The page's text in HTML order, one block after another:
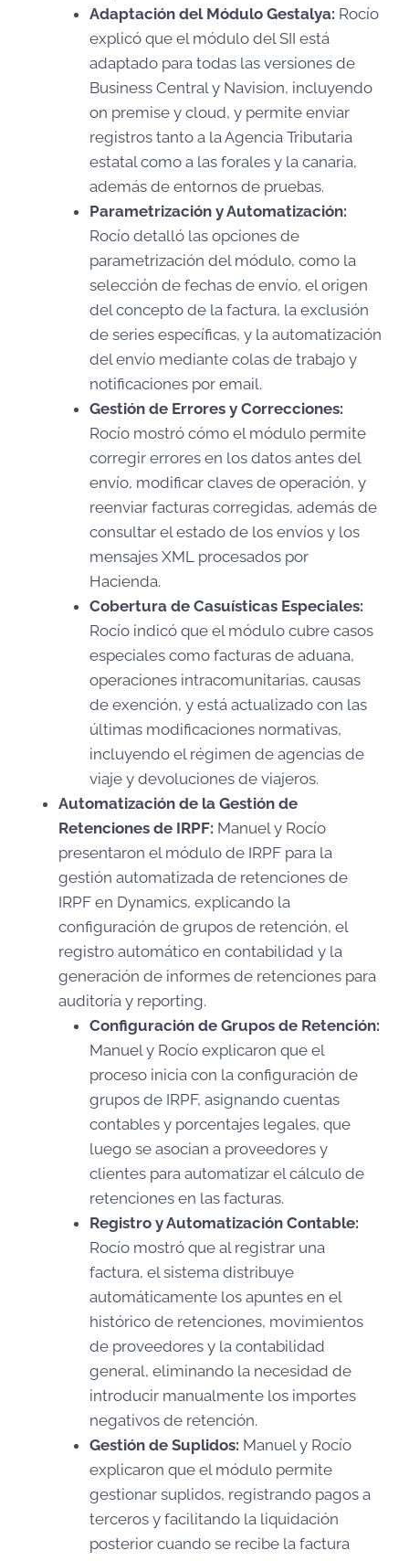
Adaptación del Módulo Gestalya: Rocío
explicó que el módulo del SII está
adaptado para todas las versiones de
Business Central y Navision, incluyendo
on premise y cloud, y permite enviar
registros tanto a la Agencia Tributaria
estatal como a las forales y la canaria,
además de entornos de pruebas.
Parametrización y Automatización:
Rocío detalló las opciones de
parametrización del módulo, como la
selección de fechas de envío, el origen
del concepto de la factura, la exclusión
de series específicas, y la automatización
del envío mediante colas de trabajo y
notificaciones por email.
Gestión de Errores y Correcciones:
Rocío mostró cómo el módulo permite
corregir errores en los datos antes del
envío, modificar claves de operación, y
reenviar facturas corregidas, además de
consultar el estado de los envíos y los
mensajes XML procesados por
Hacienda.
Cobertura de Casuísticas Especiales:
Rocío indicó que el módulo cubre casos
especiales como facturas de aduana,
operaciones intracomunitarias, causas
de exención, y está actualizado con las
últimas modificaciones normativas,
incluyendo el régimen de agencias de
viaje y devoluciones de viajeros.
Automatización de la Gestión de
Retenciones de IRPF: Manuel y Rocío
presentaron el módulo de IRPF para la
gestión automatizada de retenciones de
IRPF en Dynamics, explicando la
configuración de grupos de retención, el
registro automático en contabilidad y la
generación de informes de retenciones para
auditoría y reporting.
Configuración de Grupos de Retención:
Manuel y Rocío explicaron que el
proceso inicia con la configuración de
grupos de IRPF, asignando cuentas
contables y porcentajes legales, que
luego se asocian a proveedores y
clientes para automatizar el cálculo de
retenciones en las facturas.
Registro y Automatización Contable:
Rocío mostró que al registrar una
factura, el sistema distribuye
automáticamente los apuntes en el
histórico de retenciones, movimientos
de proveedores y la contabilidad
general, eliminando la necesidad de
introducir manualmente los importes
negativos de retención.
Gestión de Suplidos: Manuel y Rocío
explicaron que el módulo permite
gestionar suplidos, registrando pagos a
terceros y facilitando la liquidación
posterior cuando se recibe la factura